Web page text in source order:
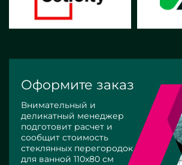
Оформите заказ
Внимательный и
деликатный менеджер
подготовит расчет и
сообщит стоимость
стеклянных перегородок
для ванной 110x80 см